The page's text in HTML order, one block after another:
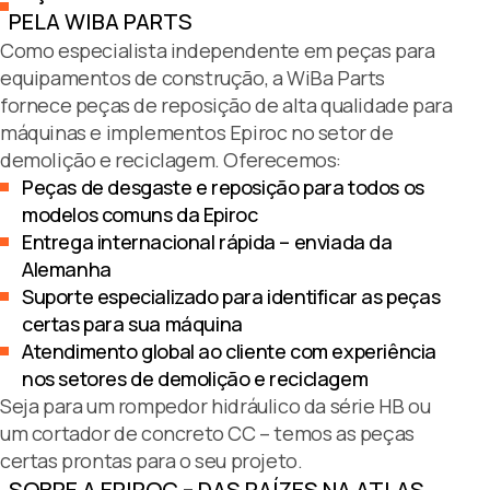
PELA WIBA PARTS
Como especialista independente em peças para
equipamentos de construção, a WiBa Parts
fornece peças de reposição de alta qualidade para
máquinas e implementos Epiroc no setor de
demolição e reciclagem. Oferecemos:
Peças de desgaste e reposição para todos os
modelos comuns da Epiroc
Entrega internacional rápida – enviada da
Alemanha
Suporte especializado para identificar as peças
certas para sua máquina
Atendimento global ao cliente com experiência
nos setores de demolição e reciclagem
Seja para um rompedor hidráulico da série HB ou
um cortador de concreto CC – temos as peças
certas prontas para o seu projeto.